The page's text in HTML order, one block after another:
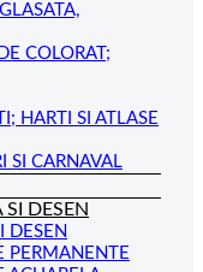
COLORAT;
HARTI SI ATLASE
SI CARNAVAL
SI DESEN
DESEN
PERMANENTE